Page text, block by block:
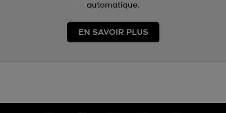
automatique.
EN SAVOIR PLUS